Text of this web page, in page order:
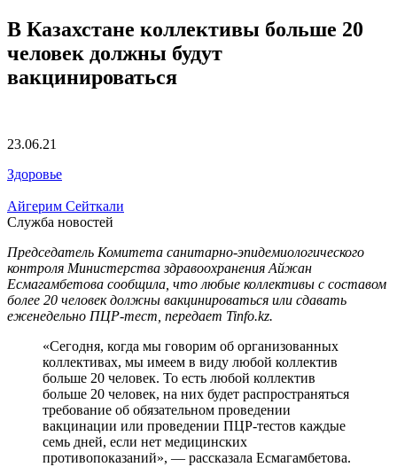
В Казахстане коллективы больше 20
человек должны будут
вакцинироваться
23.06.21
Здоровье
Айгерим Сейткали
Служба новостей
Председатель Комитета санитарно-эпидемиологического
контроля Министерства здравоохранения Айжан
Есмагамбетова сообщила, что любые коллективы с составом
более 20 человек должны вакцинироваться или сдавать
еженедельно ПЦР-тест, передает Tinfo.kz.
«Сегодня, когда мы говорим об организованных
коллективах, мы имеем в виду любой коллектив
больше 20 человек. То есть любой коллектив
больше 20 человек, на них будет распространяться
требование об обязательном проведении
вакцинации или проведении ПЦР-тестов каждые
семь дней, если нет медицинских
противопоказаний», — рассказала Есмагамбетова.